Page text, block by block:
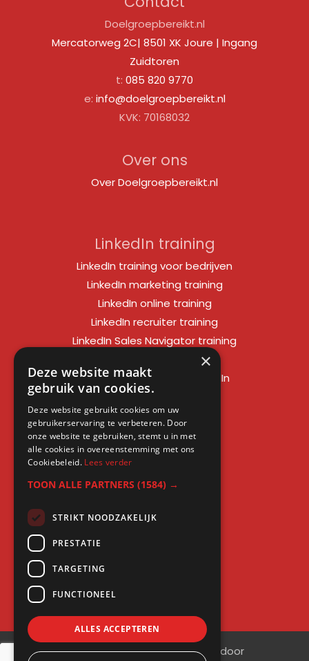
Doelgroepbereikt.nl
Mercatorweg 2C| 8501 XK Joure | Ingang
Zuidtoren
t: 085 820 9770
e: info@doelgroepbereikt.nl
KVK: 70168032
Over ons
Over Doelgroepbereikt.nl
LinkedIn training
LinkedIn training voor bedrijven
LinkedIn marketing training
LinkedIn online training
LinkedIn recruiter training
LinkedIn Sales Navigator training
LinkedIn sales training
Social media training LinkedIn
LinkedIn expert training
LinkedIn workshop
LinkedIn cursus
Cursus LinkedIn zakelijk
LinkedIn profielcheck
©2026| Website ontwikkeling door
×
Deze website maakt
gebruik van cookies.
Deze website gebruikt cookies om uw
gebruikerservaring te verbeteren. Door
onze website te gebruiken, stemt u in met
alle cookies in overeenstemming met ons
Cookiebeleid. Lees verder
TOON ALLE PARTNERS (1584) →
STRIKT NOODZAKELIJK
PRESTATIE
TARGETING
FUNCTIONEEL
ALLES ACCEPTEREN